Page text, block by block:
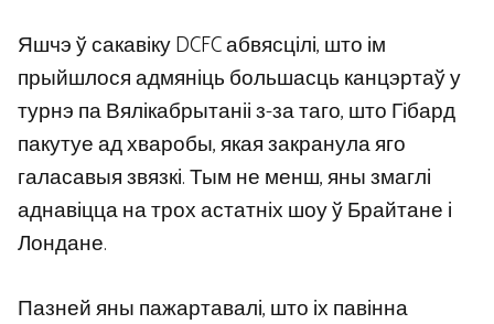
Яшчэ ў сакавіку DCFC абвясцілі, што ім
прыйшлося адмяніць большасць канцэртаў у
турнэ па Вялікабрытаніі з-за таго, што Гібард
пакутуе ад хваробы, якая закранула яго
галасавыя звязкі. Тым не менш, яны змаглі
аднавіцца на трох астатніх шоу ў Брайтане і
Лондане.
Пазней яны пажартавалі, што іх павінна